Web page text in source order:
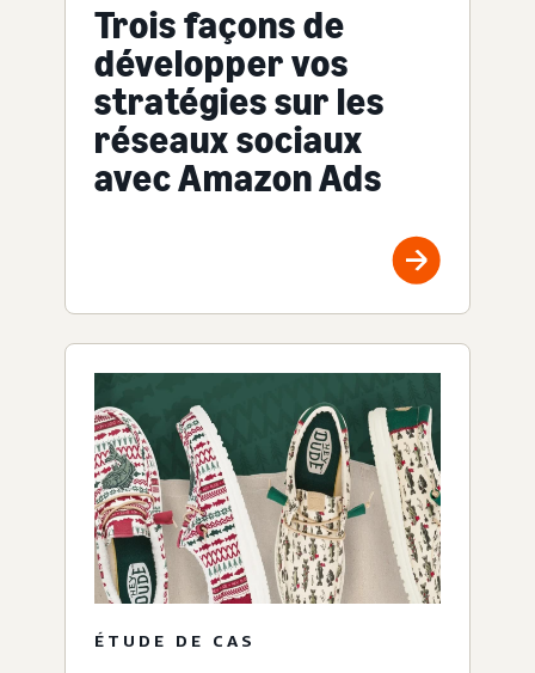
Trois façons de
développer vos
stratégies sur les
réseaux sociaux
avec Amazon Ads
ÉTUDE DE CAS